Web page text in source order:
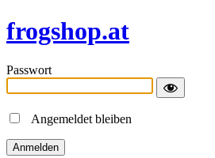
frogshop.at
Passwort
Angemeldet bleiben